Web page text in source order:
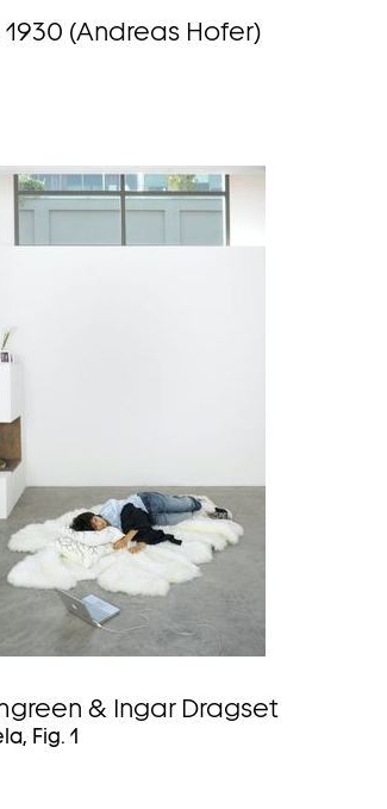
(Andreas Hofer)
& Ingar Dragset
Fig. 1